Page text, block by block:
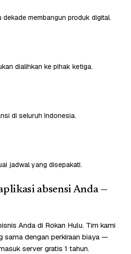
membangun produk digital.
dialihkan ke pihak ketiga.
di seluruh Indonesia.
jadwal yang disepakati.
absensi Anda —
Anda di Rokan Hulu. Tim kami
sama dengan perkiraan biaya —
server gratis 1 tahun.